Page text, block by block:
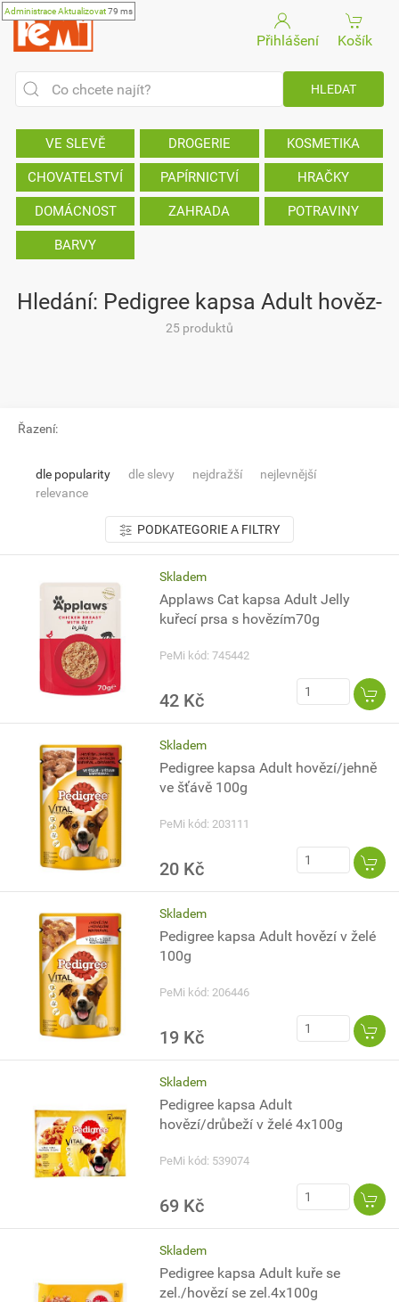
AdministraceAktualizovat79 ms
Přihlášení Košík
VE SLEVĚ DROGERIE KOSMETIKA
CHOVATELSTVÍ PAPÍRNICTVÍ HRAČKY
DOMÁCNOST ZAHRADA POTRAVINY
BARVY
Hledání: Pedigree kapsa Adult hověz-
25 produktů
Řazení:
dle popularity dle slevy nejdražší
nejlevnější
relevance
PODKATEGORIE A FILTRY
Skladem
Applaws Cat kapsa Adult Jelly
kuřecí prsa s hovězím70g
PeMi kód: 745442
42 Kč
Skladem
Pedigree kapsa Adult hovězí/jehně
ve šťávě 100g
PeMi kód: 203111
20 Kč
Skladem
Pedigree kapsa Adult hovězí v želé
100g
PeMi kód: 206446
19 Kč
Skladem
Pedigree kapsa Adult
hovězí/drůbeží v želé 4x100g
PeMi kód: 539074
69 Kč
Skladem
Pedigree kapsa Adult kuře se
zel./hovězí se zel.4x100g